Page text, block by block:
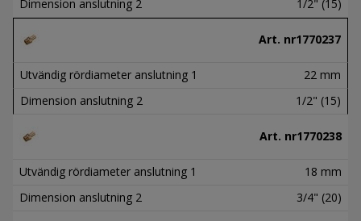
Dimension anslutning 2
1/2" (15)
Art. nr1770237
Utvändig rördiameter anslutning 1
22 mm
Dimension anslutning 2
1/2" (15)
Art. nr1770238
Utvändig rördiameter anslutning 1
18 mm
Dimension anslutning 2
3/4" (20)